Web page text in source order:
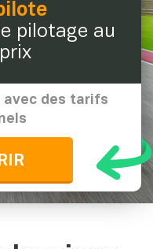
pilotage au
avec des tarifs